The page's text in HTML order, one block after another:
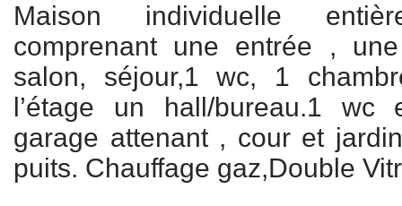
Maison individuelle
comprenant une entrée ,
salon, séjour,1 wc, 1
l’étage un hall/bureau.1
garage attenant , cour et
puits. Chauffage gaz,Double